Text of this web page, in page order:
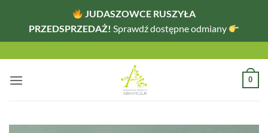
JUDASZOWCE RUSZYŁA
PRZEDSPRZEDAŻ! Sprawdź dostępne odmiany
zawartości
0